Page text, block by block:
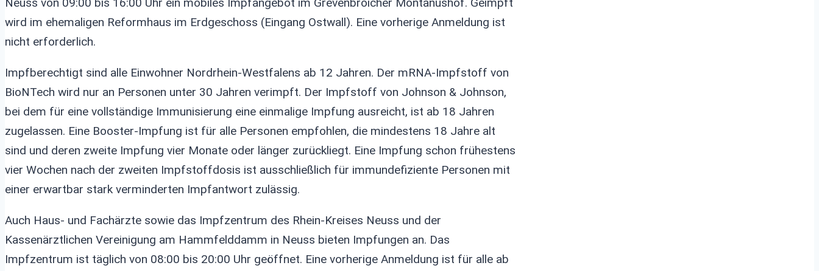
wird im ehemaligen Reformhaus im Erdgeschoss (Eingang Ostwall). Eine vorherige Anmeldung ist
nicht erforderlich.
Impfberechtigt sind alle Einwohner Nordrhein-Westfalens ab 12 Jahren. Der mRNA-Impfstoff von
BioNTech wird nur an Personen unter 30 Jahren verimpft. Der Impfstoff von Johnson & Johnson,
bei dem für eine vollständige Immunisierung eine einmalige Impfung ausreicht, ist ab 18 Jahren
zugelassen. Eine Booster-Impfung ist für alle Personen empfohlen, die mindestens 18 Jahre alt
sind und deren zweite Impfung vier Monate oder länger zurückliegt. Eine Impfung schon frühestens
vier Wochen nach der zweiten Impfstoffdosis ist ausschließlich für immundefiziente Personen mit
einer erwartbar stark verminderten Impfantwort zulässig.
Auch Haus- und Fachärzte sowie das Impfzentrum des Rhein-Kreises Neuss und der
Kassenärztlichen Vereinigung am Hammfelddamm in Neuss bieten Impfungen an. Das
Impfzentrum ist täglich von 08:00 bis 20:00 Uhr geöffnet. Eine vorherige Anmeldung ist für alle ab